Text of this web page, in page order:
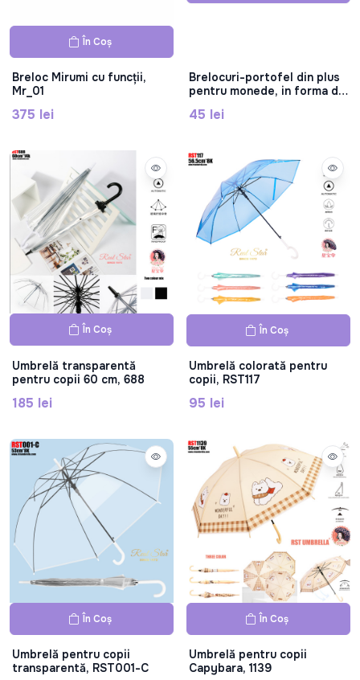
În Coș
Breloc Mirumi cu funcții,
Mr_01
375 lei
Brelocuri-portofel din plus
pentru monede, in forma de
LD6824-57
45 lei
În Coș
Umbrelă transparentă
pentru copii 60 cm, 688
185 lei
În Coș
Umbrelă colorată pentru
copii, RST117
95 lei
În Coș
Umbrelă pentru copii
transparentă, RST001-C
În Coș
Umbrelă pentru copii
Capybara, 1139